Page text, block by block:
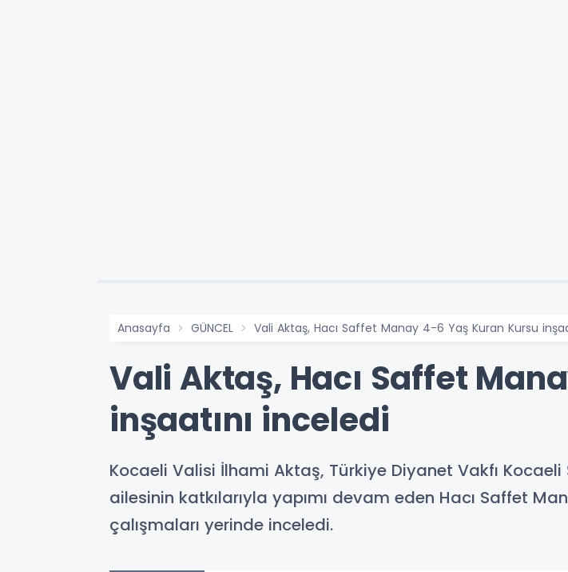
Anasayfa GÜNCEL Vali Aktaş, Hacı Saffet Manay 4-6 Yaş Kuran Kursu
Vali Aktaş, Hacı Saffet
inşaatını inceledi
Kocaeli Valisi İlhami Aktaş, Türkiye Diyanet Vakfı Kocaeli
ailesinin katkılarıyla yapımı devam eden Hacı Saffet
çalışmaları yerinde inceledi.